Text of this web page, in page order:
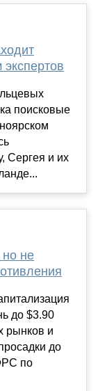
поисковые
Сергея и их
но не
до $3.90
рынков и
до
по